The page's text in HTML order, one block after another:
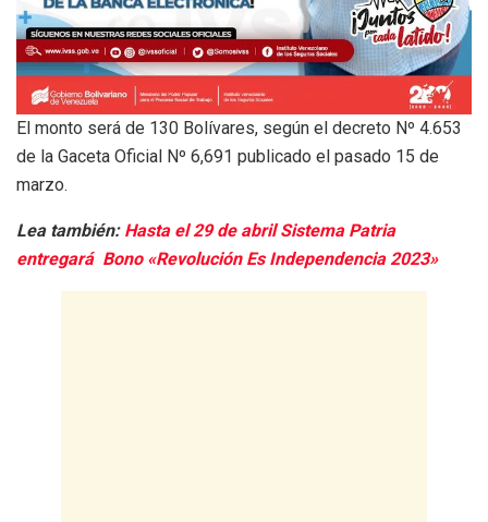
El monto será de 130 Bolívares, según el decreto Nº 4.653
de la Gaceta Oficial Nº 6,691 publicado el pasado 15 de
marzo.
Lea también: Hasta el 29 de abril Sistema Patria
entregará Bono «Revolución Es Independencia 2023»